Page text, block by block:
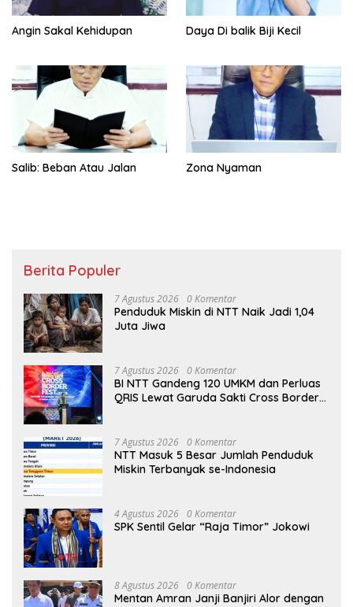
Angin Sakal Kehidupan Daya Di balik Biji Kecil
Salib: Beban Atau Jalan Zona Nyaman
Berita Populer
7 Agustus 2026 0 Komentar
Penduduk Miskin di NTT Naik Jadi 1,04
Juta Jiwa
7 Agustus 2026 0 Komentar
BI NTT Gandeng 120 UMKM dan Perluas
QRIS Lewat Garuda Sakti Cross Border
7 Agustus 2026 0 Komentar
NTT Masuk 5 Besar Jumlah Penduduk
Miskin Terbanyak se-Indonesia
4 Agustus 2026 0 Komentar
SPK Sentil Gelar “Raja Timor” Jokowi
8 Agustus 2026 0 Komentar
Mentan Amran Janji Banjiri Alor dengan